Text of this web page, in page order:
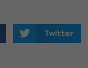
Twitter